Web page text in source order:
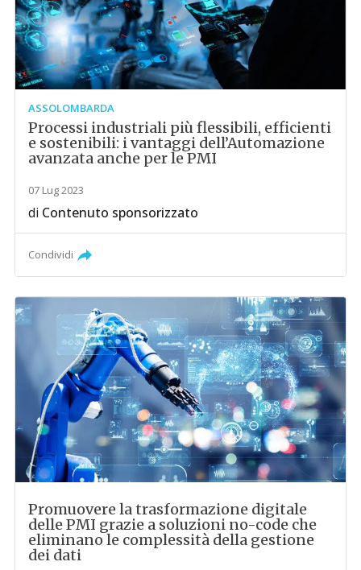
ASSOLOMBARDA
Processi industriali più flessibili, efficienti
e sostenibili: i vantaggi dell’Automazione
avanzata anche per le PMI
07 Lug 2023
di Contenuto sponsorizzato
Condividi
Promuovere la trasformazione digitale
delle PMI grazie a soluzioni no-code che
eliminano le complessità della gestione
dei dati